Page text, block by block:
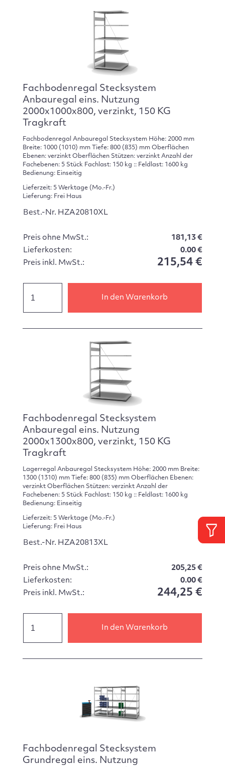
Fachbodenregal Stecksystem
Anbauregal eins. Nutzung
2000x1000x800, verzinkt, 150 KG
Tragkraft
Fachbodenregal Anbauregal Stecksystem Höhe: 2000 mm
Breite: 1000 (1010) mm Tiefe: 800 (835) mm Oberflächen
Ebenen: verzinkt Oberflächen Stützen: verzinkt Anzahl der
Fachebenen: 5 Stück Fachlast: 150 kg :: Feldlast: 1600 kg
Bedienung: Einseitig
Lieferzeit: 5 Werktage (Mo.-Fr.)
Lieferung: Frei Haus
Best.-Nr. HZA20810XL
Preis ohne MwSt.:
181,13 €
Lieferkosten:
0.00 €
Preis inkl. MwSt.:
215,54 €
In den Warenkorb
Fachbodenregal Stecksystem
Anbauregal eins. Nutzung
2000x1300x800, verzinkt, 150 KG
Tragkraft
Lagerregal Anbauregal Stecksystem Höhe: 2000 mm Breite:
1300 (1310) mm Tiefe: 800 (835) mm Oberflächen Ebenen:
verzinkt Oberflächen Stützen: verzinkt Anzahl der
Fachebenen: 5 Stück Fachlast: 150 kg :: Feldlast: 1600 kg
Bedienung: Einseitig
Lieferzeit: 5 Werktage (Mo.-Fr.)
Lieferung: Frei Haus
Best.-Nr. HZA20813XL
Preis ohne MwSt.:
205,25 €
Lieferkosten:
0.00 €
Preis inkl. MwSt.:
244,25 €
In den Warenkorb
Fachbodenregal Stecksystem
Grundregal eins. Nutzung